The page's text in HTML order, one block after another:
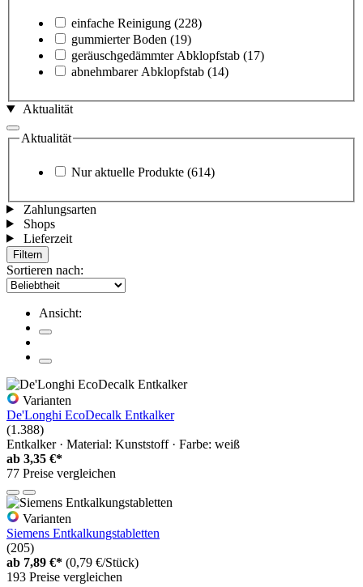
einfache Reinigung (228)
gummierter Boden (19)
geräuschgedämmter Abklopfstab (17)
abnehmbarer Abklopfstab (14)
Aktualität
Aktualität
Nur aktuelle Produkte (614)
Zahlungsarten
Shops
Lieferzeit
Filtern
Sortieren nach:
Ansicht:
Varianten
De'Longhi EcoDecalk Entkalker
(1.388)
Entkalker · Material: Kunststoff · Farbe: weiß
ab 3,35 €*
77 Preise vergleichen
Varianten
Siemens Entkalkungstabletten
(205)
ab 7,89 €* (0,79 €/Stück)
193 Preise vergleichen